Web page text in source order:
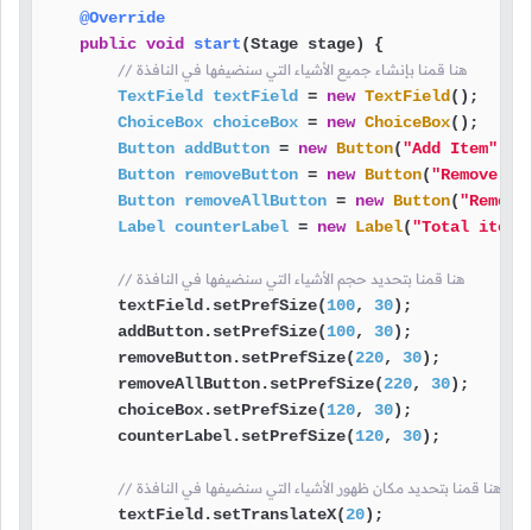
@Override
public void start(Stage stage) {
// هنا قمنا بإنشاء جميع الأشياء التي سنضيفها في النافذة
TextField textField = new TextField ();
ChoiceBox choiceBox = new ChoiceBox();
Button addButton = new Button("Add Item"
Button removeButton = new Button("Remove
Button removeAllButton = new Button(
Label counterLabel = new Label("Total
// هنا قمنا بتحديد حجم الأشياء التي سنضيفها في النافذة
        textField.setPrefSize(
100, 30);
        addButton.setPrefSize(
100, 30);
        removeButton.setPrefSize(
220, 30);
        removeAllButton.setPrefSize(
220, 30);
        choiceBox.setPrefSize(
120, 30);
        counterLabel.setPrefSize(
120, 30);
// هنا قمنا بتحديد مكان ظهور الأشياء التي سنضيفها في النافذة
        textField.setTranslateX(
20);